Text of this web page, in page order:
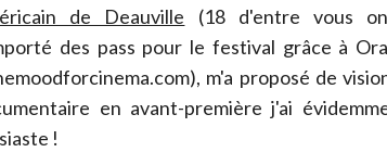
de Deauville (18 d'entre vous
des pass pour le festival grâce à
m'a proposé de
en avant-première j'ai
!